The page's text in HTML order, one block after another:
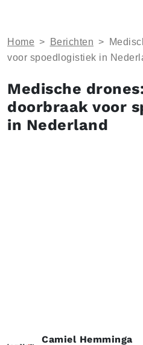
Home > Berichten >
voor spoedlogistiek in
Medische
doorbraak voor
in Nederland
Camiel Hemminga